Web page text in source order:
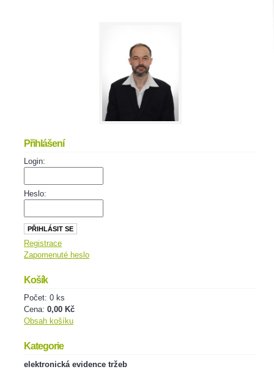
Přihlášení
Login:
Heslo:
Registrace
Zapomenuté heslo
Košík
Počet: 0 ks
Cena: 0,00 Kč
Obsah košíku
Kategorie
elektronická evidence tržeb